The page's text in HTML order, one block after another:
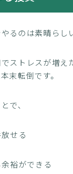
るのは素晴らし
ストレスが増え
末転倒です。
で、
せる
裕ができる